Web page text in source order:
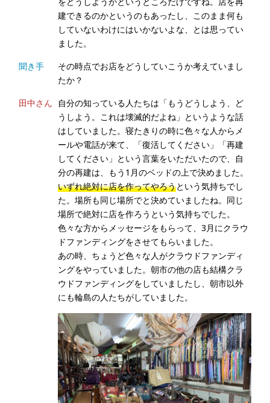
建できるのかというのもあったし、このまま何も
していないわけにはいかないよな、とは思ってい
ました。
聞き手
その時点でお店をどうしていこうか考えていまし
たか？
田中さん
自分の知っている人たちは「もうどうしよう、ど
うしよう。これは壊滅的だよね」というような話
はしていました。寝たきりの時に色々な人からメ
ールや電話が来て、「復活してください」「再建
してください」という言葉をいただいたので、自
分の再建は、もう1月のベッドの上で決めました。
いずれ絶対に店を作ってやろうという気持ちでし
た。場所も同じ場所でと決めていましたね。同じ
場所で絶対に店を作ろうという気持ちでした。
色々な方からメッセージをもらって、3月にクラウ
ドファンディングをさせてもらいました。
あの時、ちょうど色々な人がクラウドファンディ
ングをやっていました。朝市の他の店も結構クラ
ウドファンディングをしていましたし、朝市以外
にも輪島の人たちがしていました。